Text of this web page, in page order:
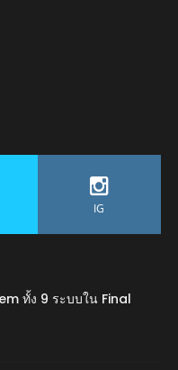
IG
ทั้ง 9 ระบบใน Final